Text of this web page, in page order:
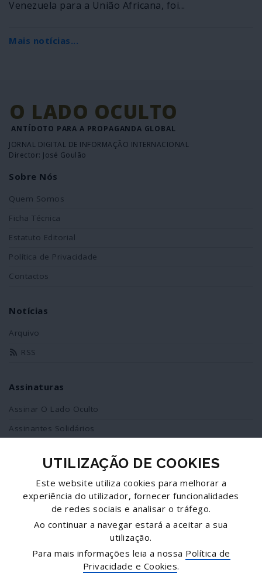
Venezuela para a União Africana, foi...
Mais notícias...
O LADO OCULTO
ANTÍDOTO PARA A PROPAGANDA GLOBAL
JORNAL DIGITAL DE INFORMAÇÃO INTERNACIONAL
Director: José Goulão
Sobre Nós
Quem Somos
Ficha Técnica
Estatuto Editorial
Política de Privacidade
Contactos
Notícias
Arquivo
RSS
Assinaturas
Assinar O Lado Oculto
Assinantes Solidários
Redes Sociais
Siga-nos no facebook
Twitter
UTILIZAÇÃO DE COOKIES
Este website utiliza cookies para melhorar a
experiência do utilizador, fornecer funcionalidades
de redes sociais e analisar o tráfego.
Ao continuar a navegar estará a aceitar a sua
utilização.
Para mais informações leia a nossa Política de
Privacidade e Cookies.